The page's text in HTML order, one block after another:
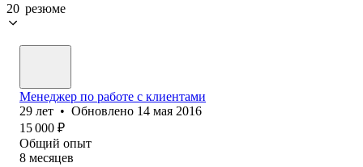
20 резюме
Менеджер по работе с клиентами
29 лет • Обновлено 14 мая 2016
15 000 ₽
Общий опыт
8 месяцев